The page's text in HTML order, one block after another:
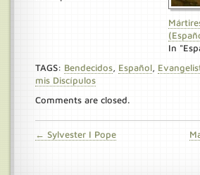
In
TAGS: Bendecidos Español
mis Discípulos
Comments are closed.
← Sylvester I Pope